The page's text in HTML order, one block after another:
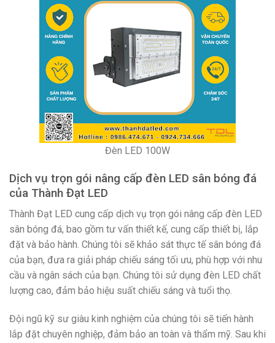
Đèn LED 100W
Dịch vụ trọn gói nâng cấp đèn LED sân bóng đá
của Thành Đạt LED
Thành Đạt LED cung cấp dịch vụ trọn gói nâng cấp đèn LED
sân bóng đá, bao gồm tư vấn thiết kế, cung cấp thiết bị, lắp
đặt và bảo hành. Chúng tôi sẽ khảo sát thực tế sân bóng đá
của bạn, đưa ra giải pháp chiếu sáng tối ưu, phù hợp với nhu
cầu và ngân sách của bạn. Chúng tôi sử dụng đèn LED chất
lượng cao, đảm bảo hiệu suất chiếu sáng và tuổi thọ.
Đội ngũ kỹ sư giàu kinh nghiệm của chúng tôi sẽ tiến hành
lắp đặt chuyên nghiệp, đảm bảo an toàn và thẩm mỹ. Sau khi